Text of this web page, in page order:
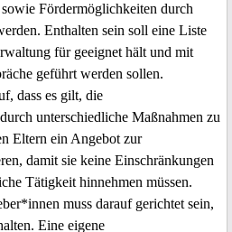
Fördermöglichkeiten durch
Enthalten sein soll eine Liste
für geeignet hält und mit
geführt werden sollen.
dass es gilt, die
unterschiedliche Maßnahmen zu
Eltern ein Angebot zur
damit sie keine Einschränkungen
Tätigkeit hinnehmen müssen.
muss darauf gerichtet sein,
Eine eigene